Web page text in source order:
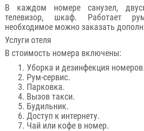
В каждом номере санузел,
телевизор, шкаф. Работает
необходимое можно заказать
Услуги отеля
В стоимость номера включены:
Уборка и дезинфекция
Рум-сервис.
Парковка.
Вызов такси.
Будильник.
Доступ к интернету.
Чай или кофе в номер.